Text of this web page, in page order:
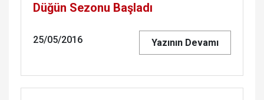
Düğün Sezonu Başladı
25/05/2016 Yazının Devamı